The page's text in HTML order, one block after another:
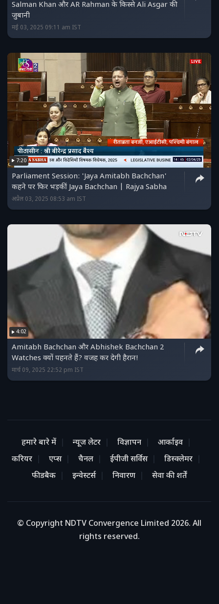
Salman Khan और AR Rahman के किस्से Ali Asgar की
जुबानी
मई 03, 2025 09:11 am IST
7:20
Parliament Session: 'Jaya Amitabh Bachchan'
कहने पर फ‍िर भड़कीं Jaya Bachchan | Rajya Sabha
अप्रैल 03, 2025 08:53 am IST
4:02
Amitabh Bachchan और Abhishek Bachchan 2
Watches क्यों पहनते हैं? वजह कर देगी हैरान!
मार्च 09, 2025 22:52 pm IST
हमारे बारे में न्यूज लेटर विज्ञापन
आर्काइव
करियर
एप्स चैनल ईपीजी सर्विस
डिस्क्लेमर
फीडबैक
इन्वेस्टर्स निवारण सेवा की शर्तें
© Copyright NDTV Convergence Limited 2026. All
rights reserved.